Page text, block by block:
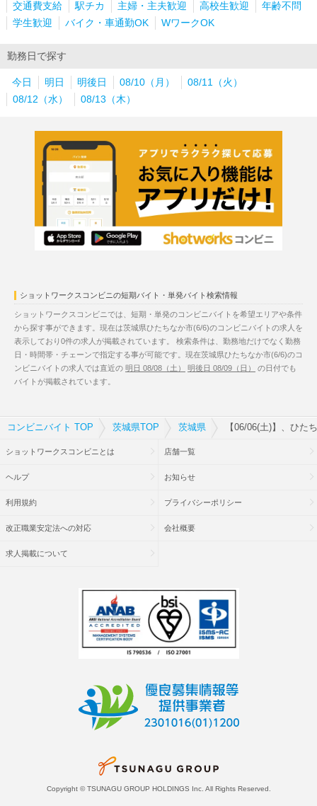
交通費支給
駅チカ 主婦・主夫歓迎 高校生歓迎
年齢不問
学生歓迎
バイク・車通勤OK WワークOK
勤務日で探す
今日 明日 明後日 08/10（月）
08/11（火）
08/12（水）
08/13（木）
ショットワークスコンビニの短期バイト・単発バイト検索情報
ショットワークスコンビニでは、短期・単発のコンビニバイトを希望エリアや条件
から探す事ができます。現在は茨城県ひたちなか市(6/6)のコンビニバイトの求人を
表示しており0件の求人が掲載されています。 検索条件は、勤務地だけでなく勤務
日・時間帯・チェーンで指定する事が可能です。現在茨城県ひたちなか市(6/6)のコ
ンビニバイトの求人では直近の 明日 08/08（土） 明後日 08/09（日）
の日付でも
バイトが掲載されています。
コンビニバイト TOP 茨城県TOP 茨城県 【06/06(土)】、ひた
ショットワークスコンビニとは 店舗一覧
ヘルプ お知らせ
利用規約 プライバシーポリシー
改正職業安定法への対応 会社概要
求人掲載について
Copyright © TSUNAGU GROUP HOLDINGS Inc. All Rights Reserved.